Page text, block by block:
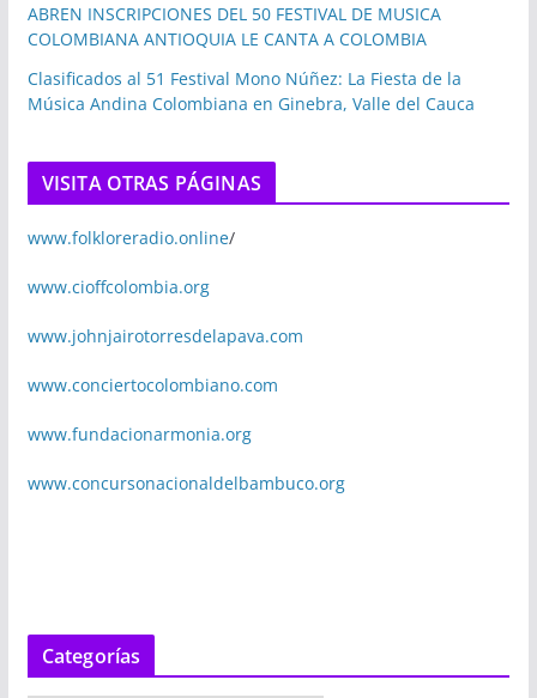
ABREN INSCRIPCIONES DEL 50 FESTIVAL DE MUSICA
COLOMBIANA ANTIOQUIA LE CANTA A COLOMBIA
Clasificados al 51 Festival Mono Núñez: La Fiesta de la
Música Andina Colombiana en Ginebra, Valle del Cauca
VISITA OTRAS PÁGINAS
www.folkloreradio.online/
www.cioffcolombia.org
www.johnjairotorresdelapava.com
www.conciertocolombiano.com
www.fundacionarmonia.org
www.concursonacionaldelbambuco.org
Categorías